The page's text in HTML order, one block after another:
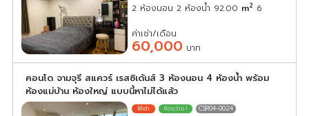
2 ห้องนอน 2 ห้องน้ำ 92.00 m2 6
ค่าเช่า/เดือน
60,000 บาท
คอนโด จามจุรี สแควร์ เรสซิเด้นส์ 3 ห้องนอน 4 ห้องน้ำ พร้อม
ห้องแม่บ้าน ห้องใหญ่ แบบนี้หาไม่ได้แล้ว
CSR04-0024